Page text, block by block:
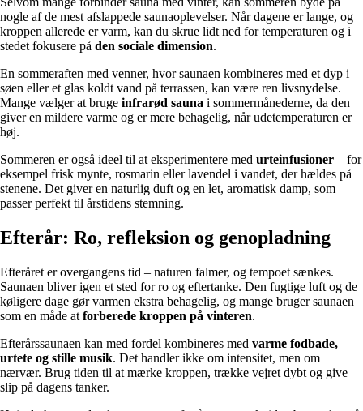
nogle af de mest afslappede saunaoplevelser. Når dagene er lange, og
kroppen allerede er varm, kan du skrue lidt ned for temperaturen og i
stedet fokusere på den sociale dimension.
En sommeraften med venner, hvor saunaen kombineres med et dyp i
søen eller et glas koldt vand på terrassen, kan være ren livsnydelse.
Mange vælger at bruge infrarød sauna i sommermånederne, da den
giver en mildere varme og er mere behagelig, når udetemperaturen er
høj.
Sommeren er også ideel til at eksperimentere med urteinfusioner – for
eksempel frisk mynte, rosmarin eller lavendel i vandet, der hældes på
stenene. Det giver en naturlig duft og en let, aromatisk damp, som
passer perfekt til årstidens stemning.
Efterår: Ro, refleksion og genopladning
Efteråret er overgangens tid – naturen falmer, og tempoet sænkes.
Saunaen bliver igen et sted for ro og eftertanke. Den fugtige luft og de
køligere dage gør varmen ekstra behagelig, og mange bruger saunaen
som en måde at forberede kroppen på vinteren.
Efterårssaunaen kan med fordel kombineres med varme fodbade,
urtete og stille musik. Det handler ikke om intensitet, men om
nærvær. Brug tiden til at mærke kroppen, trække vejret dybt og give
slip på dagens tanker.